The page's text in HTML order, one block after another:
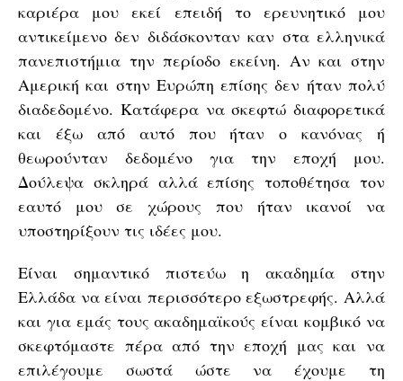
καριέρα μου εκεί επειδή το ερευνητικό μου
αντικείμενο δεν διδάσκονταν καν στα ελληνικά
πανεπιστήμια την περίοδο εκείνη. Αν και στην
Αμερική και στην Ευρώπη επίσης δεν ήταν πολύ
διαδεδομένο. Κατάφερα να σκεφτώ διαφορετικά
και έξω από αυτό που ήταν ο κανόνας ή
θεωρούνταν δεδομένο για την εποχή μου.
Δούλεψα σκληρά αλλά επίσης τοποθέτησα τον
εαυτό μου σε χώρους που ήταν ικανοί να
υποστηρίξουν τις ιδέες μου.
Είναι σημαντικό πιστεύω η ακαδημία στην
Ελλάδα να είναι περισσότερο εξωστρεφής. Αλλά
και για εμάς τους ακαδημαϊκούς είναι κομβικό να
σκεφτόμαστε πέρα από την εποχή μας και να
επιλέγουμε σωστά ώστε να έχουμε τη